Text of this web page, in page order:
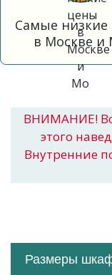
Самые
в Москве и
ВНИМАНИЕ!
этого
Внутренние
Размеры